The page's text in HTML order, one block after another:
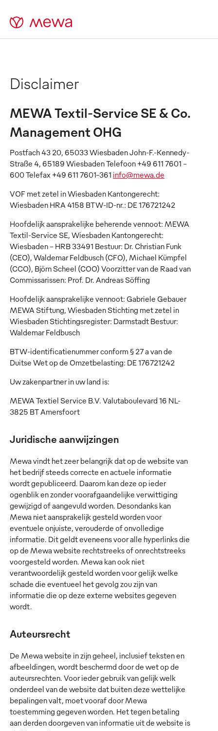
Disclaimer
MEWA Textil-Service SE & Co.
Management OHG
Postfach 43 20, 65033 Wiesbaden John-F.-Kennedy-
Straße 4, 65189 Wiesbaden Telefoon +49 611 7601 -
600 Telefax +49 611 7601-361 info@mewa.de
VOF met zetel in Wiesbaden Kantongerecht:
Wiesbaden HRA 4158 BTW-ID-nr.: DE 176721242
Hoofdelijk aansprakelijke beherende vennoot: MEWA
Textil-Service SE, Wiesbaden Kantongerecht:
Wiesbaden - HRB 33491 Bestuur: Dr. Christian Funk
(CEO), Waldemar Feldbusch (CFO), Michael Kümpfel
(CCO), Björn Scheel (COO) Voorzitter van de Raad van
Commissarissen: Prof. Dr. Andreas Söffing
Hoofdelijk aansprakelijke vennoot: Gabriele Gebauer
MEWA Stiftung, Wiesbaden Stichting met zetel in
Wiesbaden Stichtingsregister: Darmstadt Bestuur:
Waldemar Feldbusch
BTW-identificatienummer conform § 27 a van de
Duitse Wet op de Omzetbelasting: DE 176721242
Uw zakenpartner in uw land is:
MEWA Textiel Service B.V. Valutaboulevard 16 NL-
3825 BT Amersfoort
Juridische aanwijzingen
Mewa vindt het zeer belangrijk dat op de website van
het bedrijf steeds correcte en actuele informatie
wordt gepubliceerd. Daarom kan deze op ieder
ogenblik en zonder voorafgaandelijke verwittiging
gewijzigd of aangevuld worden. Desondanks kan
Mewa niet aansprakelijk gesteld worden voor
eventuele onjuiste, verouderde of onvolledige
informatie. Dit geldt eveneens voor alle hyperlinks die
op de Mewa website rechtstreeks of onrechtstreeks
voorgesteld worden. Mewa kan ook niet
verantwoordelijk gesteld worden voor gelijk welke
schade die eventueel het gevolg zou zijn van
informatie die op deze externe websites gegeven
wordt.
Auteursrecht
De Mewa website in zijn geheel, inclusief teksten en
afbeeldingen, wordt beschermd door de wet op de
auteursrechten. Voor ieder gebruik van gelijk welk
onderdeel van de website dat buiten deze wettelijke
bepalingen valt, moet vooraf door Mewa
toestemming gegeven worden. Het tegen betaling
aan derden doorgeven van informatie uit de website is